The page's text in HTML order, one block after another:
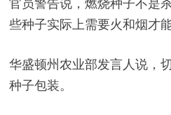
些种子实际上需要火和烟才能
华盛顿州农业部发言人说，
种子包装。